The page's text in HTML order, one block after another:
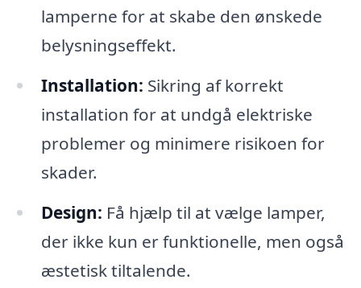
lamperne for at skabe den ønskede
belysningseffekt.
Installation: Sikring af korrekt
installation for at undgå elektriske
problemer og minimere risikoen for
skader.
Design: Få hjælp til at vælge lamper,
der ikke kun er funktionelle, men også
æstetisk tiltalende.